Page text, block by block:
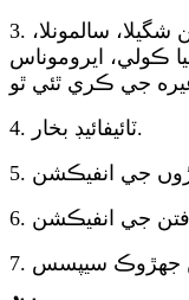
3. گيسٽرو انٽيسٽينل ٽريڪٽ انفيڪشن شگيلا، سالمونلا،
ڪولي، ايروموناس
4. ٽائيفائيڊ بخار.